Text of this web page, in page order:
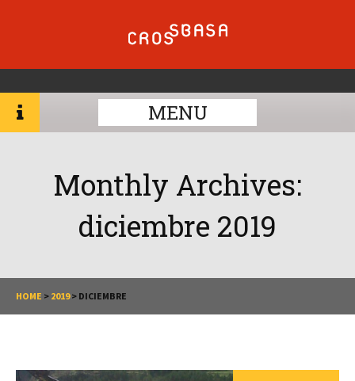
MENU
Monthly Archives:
diciembre 2019
HOME > 2019 > DICIEMBRE